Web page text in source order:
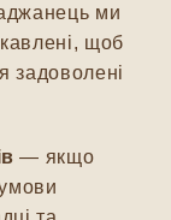
ми
щоб
задоволені
— якщо